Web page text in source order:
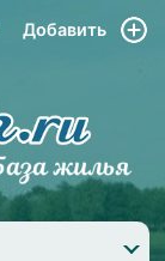
Добавить